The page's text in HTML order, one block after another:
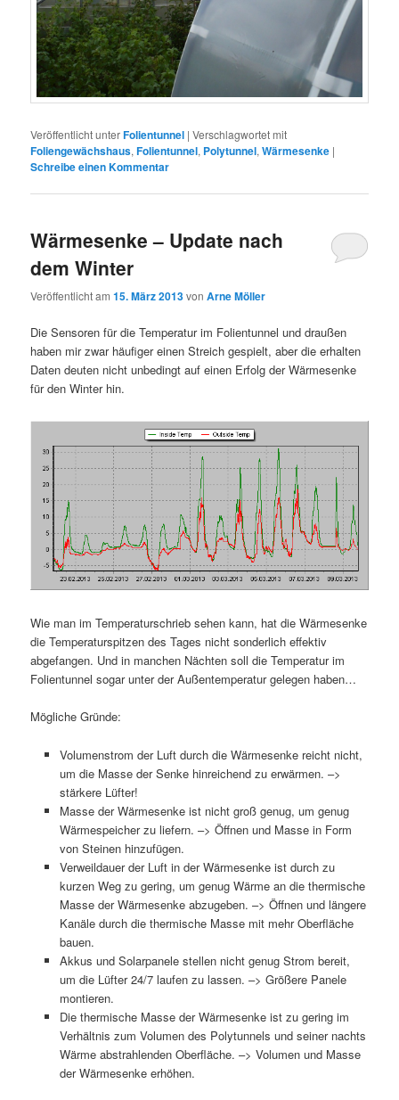
Veröffentlicht unterFolientunnel |Verschlagwortet mit
Foliengewächshaus,Folientunnel, Polytunnel,Wärmesenke |
Schreibe einen Kommentar
Wärmesenke – Update nach
dem Winter
Veröffentlicht am15. März 2013vonArne Möller
Die Sensoren für die Temperatur im Folientunnel und draußen
haben mir zwar häufiger einen Streich gespielt, aber die erhalten
Daten deuten nicht unbedingt auf einen Erfolg der Wärmesenke
für den Winter hin.
Wie man im Temperaturschrieb sehen kann, hat die Wärmesenke
die Temperaturspitzen des Tages nicht sonderlich effektiv
abgefangen. Und in manchen Nächten soll die Temperatur im
Folientunnel sogar unter der Außentemperatur gelegen haben…
Mögliche Gründe:
Volumenstrom der Luft durch die Wärmesenke reicht nicht,
um die Masse der Senke hinreichend zu erwärmen. –>
stärkere Lüfter!
Masse der Wärmesenke ist nicht groß genug, um genug
Wärmespeicher zu liefern. –> Öffnen und Masse in Form
von Steinen hinzufügen.
Verweildauer der Luft in der Wärmesenke ist durch zu
kurzen Weg zu gering, um genug Wärme an die thermische
Masse der Wärmesenke abzugeben. –> Öffnen und längere
Kanäle durch die thermische Masse mit mehr Oberfläche
bauen.
Akkus und Solarpanele stellen nicht genug Strom bereit,
um die Lüfter 24/7 laufen zu lassen. –> Größere Panele
montieren.
Die thermische Masse der Wärmesenke ist zu gering im
Verhältnis zum Volumen des Polytunnels und seiner nachts
Wärme abstrahlenden Oberfläche. –> Volumen und Masse
der Wärmesenke erhöhen.